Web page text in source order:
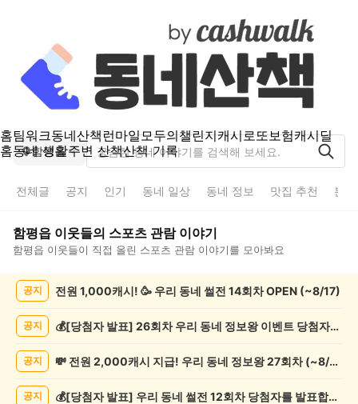
홈팀워크동네산책런마일모두의챌린지캐시로또보험캐시딜
홈동네 생활주변 산책산책 기록
함평읍
전체글 공지 인기 동네 일상 동네 정보 맛집 추천 분
함평읍 이웃들의 스포츠 관람이야기
함평읍 이웃들이 직접 올린 스포츠 관람 이야기를 모아봐요
공지 전원 1,000캐시! 🥳 우리 동네 썰전 14회차 OPEN (~8/17)
공지 💰[당첨자 발표] 26회차 우리 동네 정보왕 이벤트 당첨자를 발표합니다!
공지 💸 전원 2,000캐시 지급! 우리 동네 정보왕 27회차 (~8/10)
공지 💰[당첨자 발표] 우리 동네 썰전 12회차 당첨자를 발표합니다!